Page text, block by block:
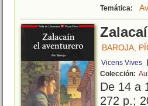
Temática:
BAROJA,
Vicens Vives
Colección:
De 14 a
272 p.;